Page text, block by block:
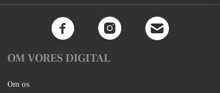
OM VORES DIGITAL
Om os